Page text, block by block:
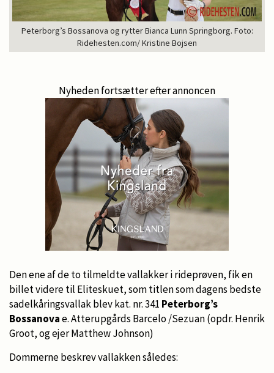
Peterborg’s Bossanova og rytter Bianca Lunn Springborg. Foto:
Ridehesten.com/ Kristine Bojsen
Nyheden fortsætter efter annoncen
Den ene af de to tilmeldte vallakker i rideprøven, fik en
billet videre til Eliteskuet, som titlen som dagens bedste
sadelkåringsvallak blev kat. nr. 341 Peterborg’s
Bossanovae. Atterupgårds Barcelo /Sezuan (opdr. Henrik
Groot, og ejer Matthew Johnson)
Dommerne beskrev vallakken således: